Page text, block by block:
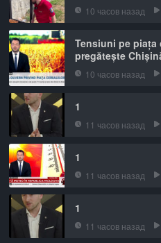
10 часов назад
Tensiuni pe piața
pregătește
10 часов назад
1
11 часов назад
1
11 часов назад
1
11 часов назад